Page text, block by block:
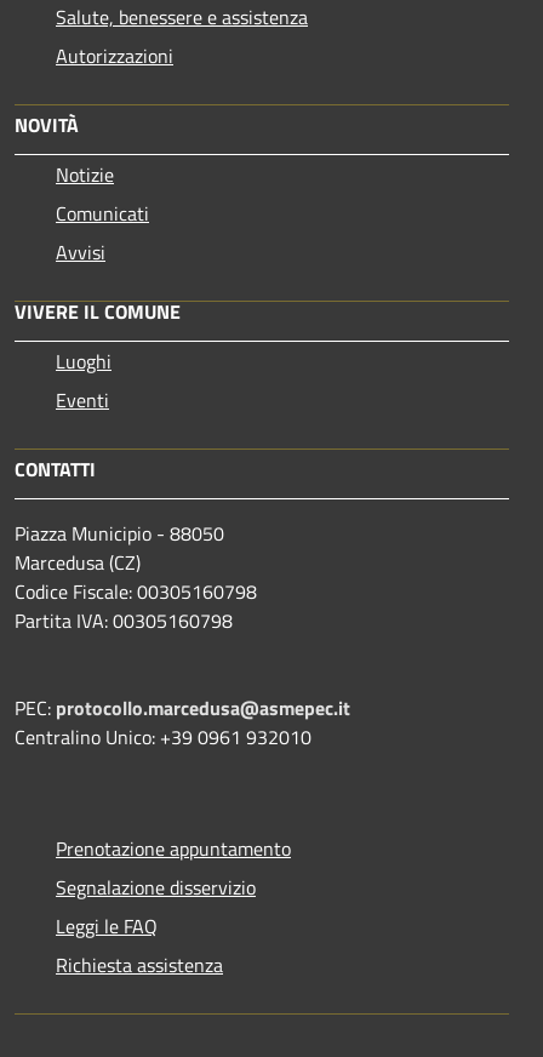
Salute, benessere e assistenza
Autorizzazioni
NOVITÀ
Notizie
Comunicati
Avvisi
VIVERE IL COMUNE
Luoghi
Eventi
CONTATTI
Piazza Municipio - 88050
Marcedusa (CZ)
Codice Fiscale: 00305160798
Partita IVA: 00305160798
PEC: protocollo.marcedusa@asmepec.it
Centralino Unico: +39 0961 932010
Prenotazione appuntamento
Segnalazione disservizio
Leggi le FAQ
Richiesta assistenza